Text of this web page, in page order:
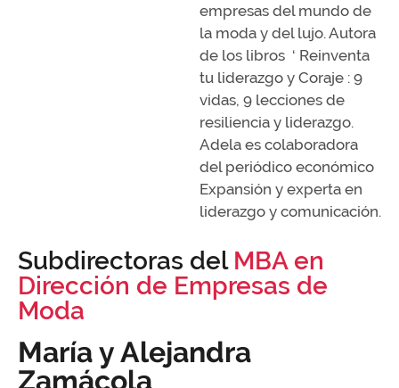
empresas del mundo de
la moda y del lujo. Autora
de los libros ‘ Reinventa
tu liderazgo y Coraje : 9
vidas, 9 lecciones de
resiliencia y liderazgo.
Adela es colaboradora
del periódico económico
Expansión y experta en
liderazgo y comunicación.
Subdirectoras del MBA en
Dirección de Empresas de
Moda
María y Alejandra
Zamácola